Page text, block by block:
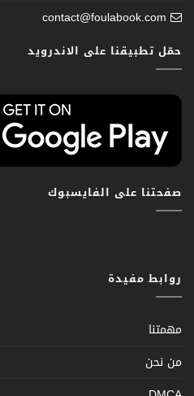
contact@foulabook.com
حمّل تطبيقنا على الاندرويد
صفحتنا على الفايسبوك
روابط مفيدة
مهمتنا
من نحن